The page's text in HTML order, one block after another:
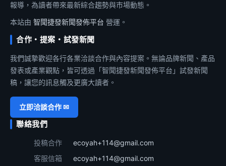
報導，為讀者帶來最新綜合趨勢與市場動態。
本站由 智聞捷發新聞發佈平台 營運。
合作・提案・試發新聞
我們誠摯歡迎各行各業洽談合作與內容提案。無論品牌新聞、產品
發表或產業觀點，皆可透過「智聞捷發新聞發佈平台」試發新聞
稿，讓您的訊息觸及更廣大讀者。
立即洽談合作 ✉
聯絡我們
投稿合作
ecoyah+114@gmail.com
客服信箱
ecoyah+114@gmail.com